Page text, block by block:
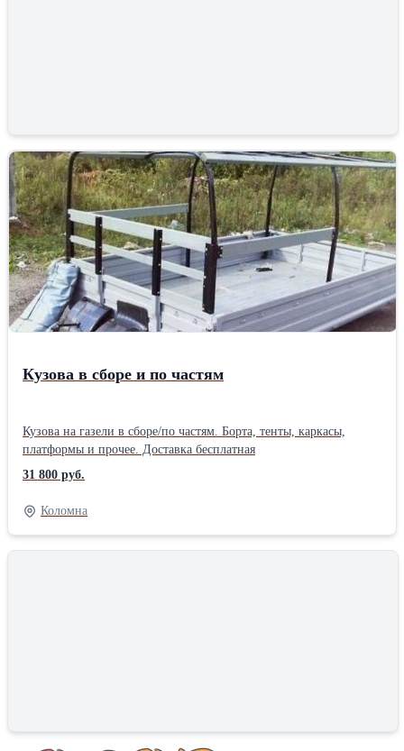
Кузова в сборе и по частям
Кузова на газели в сборе/по частям. Борта, тенты, каркасы,
платформы и прочее. Доставка бесплатная
31 800 руб.
Коломна